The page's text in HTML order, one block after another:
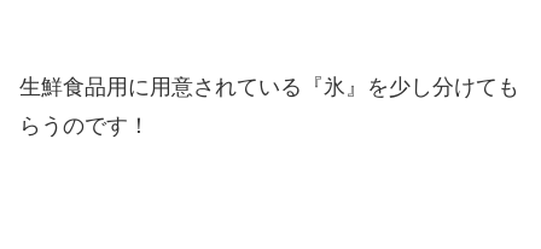
生鮮食品用に用意されている『氷』を少し分けても
らうのです！